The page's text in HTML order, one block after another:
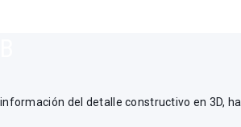
del detalle constructivo en 3D,